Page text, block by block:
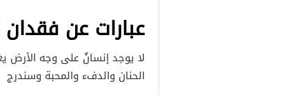
عبارات عن فقدان
لا يوجد إنسانٌ على وجه
الحنان والدفء والمحبة وسندرج